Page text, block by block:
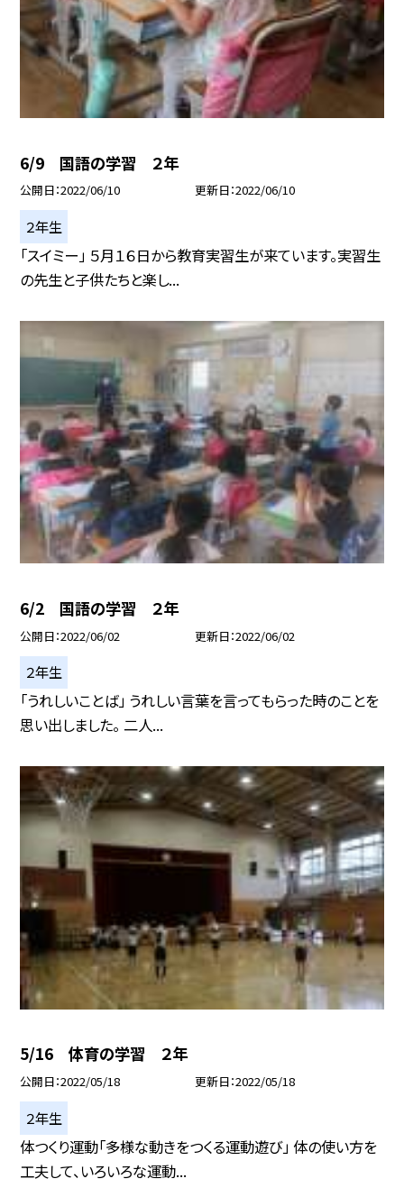
6/9 国語の学習 ２年
公開日 2022/06/10 更新日 2022/06/10
２年生
「スイミー」 ５月１６日から教育実習生が来ています。実習生
の先生と子供たちと楽し...
6/2 国語の学習 ２年
公開日 2022/06/02 更新日 2022/06/02
２年生
「うれしいことば」 うれしい言葉を言ってもらった時のことを
思い出しました。 二人...
5/16 体育の学習 ２年
公開日 2022/05/18 更新日 2022/05/18
２年生
体つくり運動「多様な動きをつくる運動遊び」 体の使い方を
工夫して、いろいろな運動...